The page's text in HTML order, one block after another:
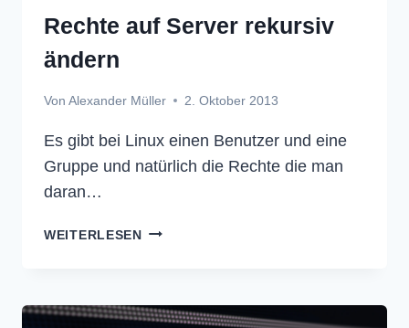
Rechte auf Server rekursiv
ändern
Von Alexander Müller 2. Oktober 2013
Es gibt bei Linux einen Benutzer und eine
Gruppe und natürlich die Rechte die man
daran…
WEITERLESENRECHTE
ÄNDERN